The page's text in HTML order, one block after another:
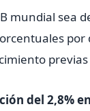
mundial sea
del 2,8%